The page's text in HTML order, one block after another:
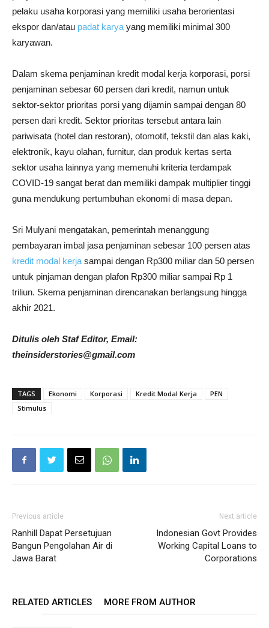
pelaku usaha korporasi yang memiliki usaha berorientasi
ekspor dan/atau padat karya yang memiliki minimal 300
karyawan.
Dalam skema penjaminan kredit modal kerja korporasi, porsi
penjaminan sebesar 60 persen dari kredit, namun untuk
sektor-sektor prioritas porsi yang dijamin sampai dengan 80
persen dari kredit. Sektor prioritas tersebut antara lain
pariwisata (hotel dan restoran), otomotif, tekstil dan alas kaki,
elektronik, kayu olahan, furnitur, dan produk kertas serta
sektor usaha lainnya yang memenuhi kriteria terdampak
COVID-19 sangat berat dan memiliki dampak multiplier tinggi
guna mendukung pertumbuhan ekonomi di masa depan.
Sri Mulyani mengatakan, pemerintah menanggung
pembayaran imbal jasa penjaminan sebesar 100 persen atas
kredit modal kerja sampai dengan Rp300 miliar dan 50 persen
untuk pinjaman dengan plafon Rp300 miliar sampai Rp 1
triliun. Skema penjaminan direncanakan berlangsung hingga
akhir 2021.
Ditulis oleh Staf Editor, Email:
theinsiderstories@gmail.com
TAGS Ekonomi Korporasi Kredit Modal Kerja
PEN
Stimulus
Previous article
Ranhill Dapat Persetujuan
Bangun Pengolahan Air di
Jawa Barat
Next article
Indonesian Govt Provides
Working Capital Loans to
Corporations
RELATED ARTICLES MORE FROM AUTHOR